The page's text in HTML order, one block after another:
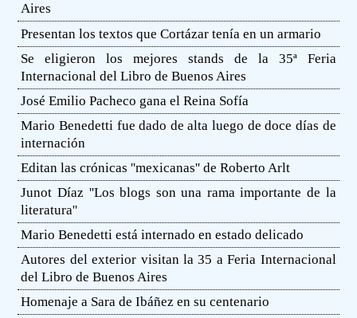
Aires
Presentan los textos que Cortázar tenía en un armario
Se eligieron los mejores stands de la 35ª Feria
Internacional del Libro de Buenos Aires
José Emilio Pacheco gana el Reina Sofía
Mario Benedetti fue dado de alta luego de doce días de
internación
Editan las crónicas ''mexicanas'' de Roberto Arlt
Junot Díaz ''Los blogs son una rama importante de la
literatura''
Mario Benedetti está internado en estado delicado
Autores del exterior visitan la 35 a Feria Internacional
del Libro de Buenos Aires
Homenaje a Sara de Ibáñez en su centenario